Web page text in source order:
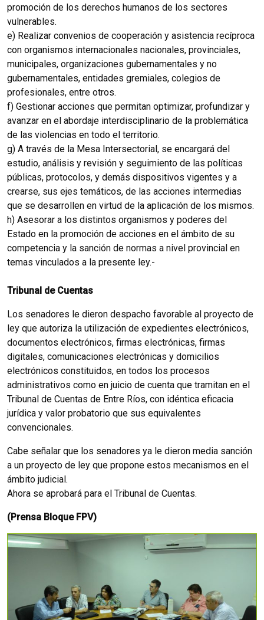
promoción de los derechos humanos de los sectores
vulnerables.
e) Realizar convenios de cooperación y asistencia recíproca
con organismos internacionales nacionales, provinciales,
municipales, organizaciones gubernamentales y no
gubernamentales, entidades gremiales, colegios de
profesionales, entre otros.
f) Gestionar acciones que permitan optimizar, profundizar y
avanzar en el abordaje interdisciplinario de la problemática
de las violencias en todo el territorio.
g) A través de la Mesa Intersectorial, se encargará del
estudio, análisis y revisión y seguimiento de las políticas
públicas, protocolos, y demás dispositivos vigentes y a
crearse, sus ejes temáticos, de las acciones intermedias
que se desarrollen en virtud de la aplicación de los mismos.
h) Asesorar a los distintos organismos y poderes del
Estado en la promoción de acciones en el ámbito de su
competencia y la sanción de normas a nivel provincial en
temas vinculados a la presente ley.-
Tribunal de Cuentas
Los senadores le dieron despacho favorable al proyecto de
ley que autoriza la utilización de expedientes electrónicos,
documentos electrónicos, firmas electrónicas, firmas
digitales, comunicaciones electrónicas y domicilios
electrónicos constituidos, en todos los procesos
administrativos como en juicio de cuenta que tramitan en el
Tribunal de Cuentas de Entre Ríos, con idéntica eficacia
jurídica y valor probatorio que sus equivalentes
convencionales.
Cabe señalar que los senadores ya le dieron media sanción
a un proyecto de ley que propone estos mecanismos en el
ámbito judicial.
Ahora se aprobará para el Tribunal de Cuentas.
(Prensa Bloque FPV)